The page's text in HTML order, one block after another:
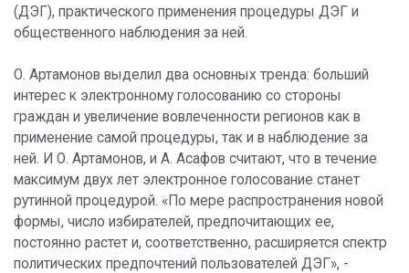
(ДЭГ), практического применения процедуры ДЭГ и
общественного наблюдения за ней.
О. Артамонов выделил два основных тренда: больший
интерес к электронному голосованию со стороны
граждан и увеличение вовлеченности регионов как в
применение самой процедуры, так и в наблюдение за
ней. И О. Артамонов, и А. Асафов считают, что в течение
максимум двух лет электронное голосование станет
рутинной процедурой. «По мере распространения новой
формы, число избирателей, предпочитающих ее,
постоянно растет и, соответственно, расширяется спектр
политических предпочтений пользователей ДЭГ», -